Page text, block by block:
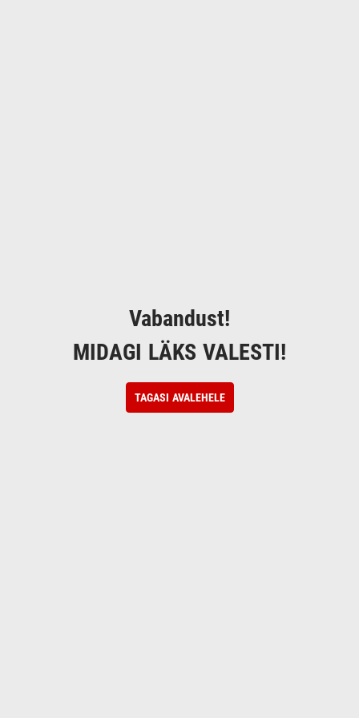
Vabandust!
MIDAGI LÄKS VALESTI!
TAGASI AVALEHELE